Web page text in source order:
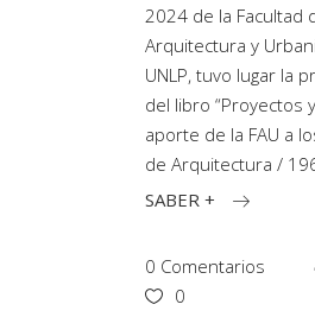
2024 de la Facultad
Arquitectura y
UNLP, tuvo lugar la
del libro “Proyectos
aporte de la FAU a
de Arquitectura /
SABER +
0 Comentarios
0